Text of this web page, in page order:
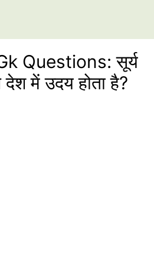
Questions: सूर्य
में उदय होता है?